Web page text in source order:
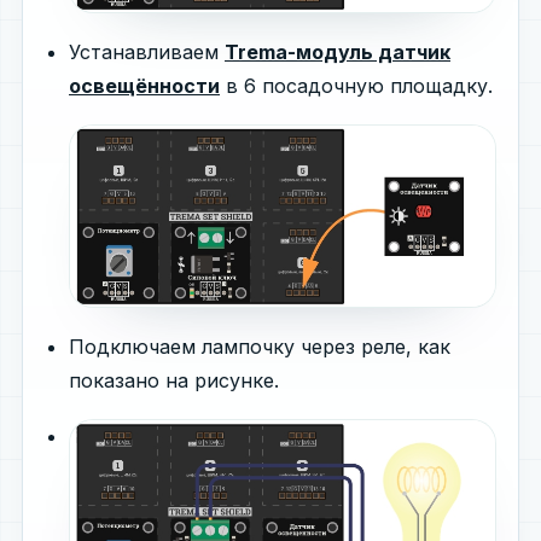
Устанавливаем Trema-модуль датчик
освещённости в 6 посадочную площадку.
Подключаем лампочку через реле, как
показано на рисунке.